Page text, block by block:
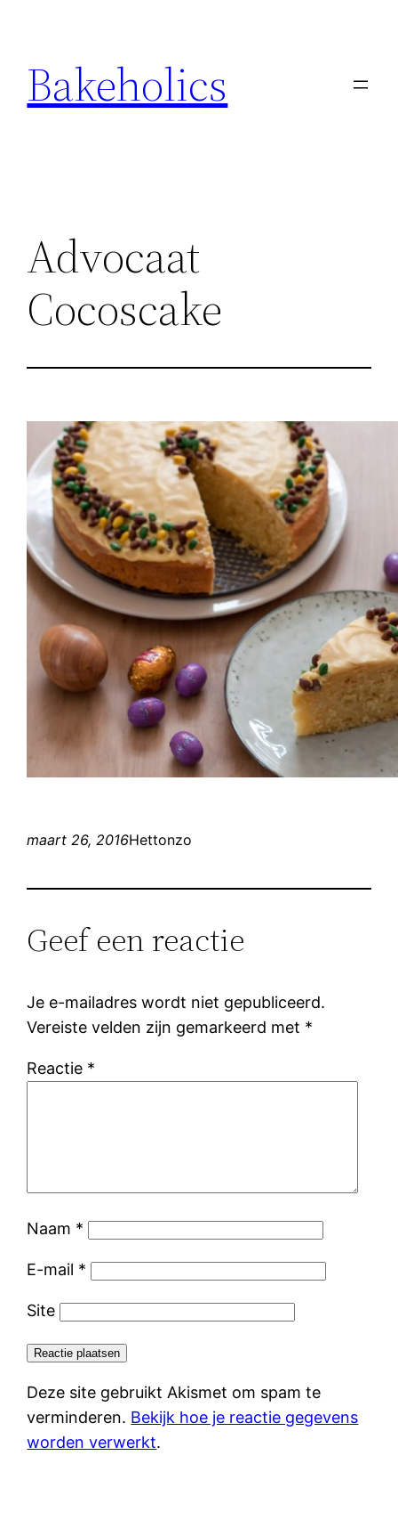
inhoud
Bakeholics
Advocaat
Cocoscake
maart 26, 2016Hettonzo
Geef een reactie
Je e-mailadres wordt niet gepubliceerd.
Vereiste velden zijn gemarkeerd met *
Reactie *
Naam *
E-mail *
Site
Deze site gebruikt Akismet om spam te
verminderen. Bekijk hoe je reactie gegevens
worden verwerkt.